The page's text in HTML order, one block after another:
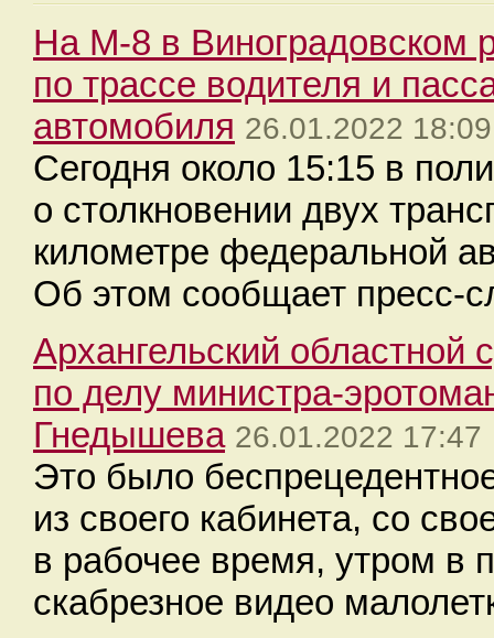
На М-8 в Виноградовском
по трассе водителя и
автомобиля 26.01.2022 18:09
Сегодня около 15:15 в
о столкновении двух
километре федеральной
Об этом сообщает пресс-
Архангельский областной
по делу министра-
Гнедышева 26.01.2022 17:47
Это было
из своего кабинета, со
в рабочее время, утром в
скабрезное видео